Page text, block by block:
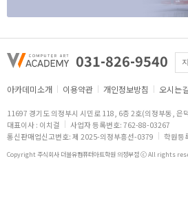
031-826-9540
아카데미소개 이용약관 개인정보방침 오시는길
11697 경기도 의정부시 시민로 118, 6층 2호(의정부동, 은
대표이사 : 이치걸
사업자 등록번호: 762-88-03267
통신판매업신고번호: 제 2025-의정부흥선-0379
학원등
Copyright 주식회사 더블유컴퓨터아트학원 의정부점 ⓒ All rights